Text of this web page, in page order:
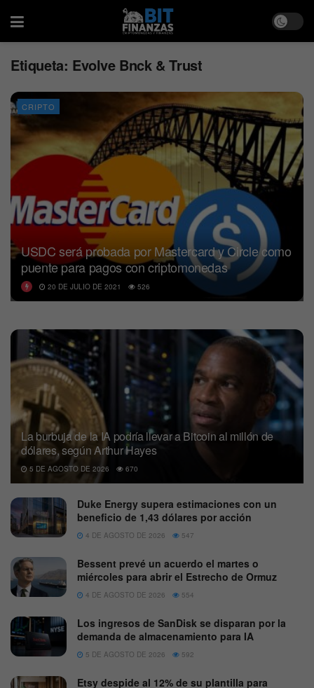
Etiqueta: Evolve Bnck & Trust
CRIPTO
USDC será probada por Mastercard y Circle como
puente para pagos con criptomonedas
20 DE JULIO DE 2021 526
La burbuja de la IA podría llevar a Bitcoin al millón de
dólares, según Arthur Hayes
5 DE AGOSTO DE 2026 670
Duke Energy supera estimaciones con un
beneficio de 1,43 dólares por acción
4 DE AGOSTO DE 2026 547
Bessent prevé un acuerdo el martes o
miércoles para abrir el Estrecho de Ormuz
4 DE AGOSTO DE 2026 554
Los ingresos de SanDisk se disparan por la
demanda de almacenamiento para IA
5 DE AGOSTO DE 2026 592
Etsy despide al 12% de su plantilla para